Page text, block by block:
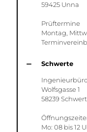
59425 Unna
Prüftermine
Montag,
Schwerte
Wolfsgasse 1
58239
Mo: 08 bis 12